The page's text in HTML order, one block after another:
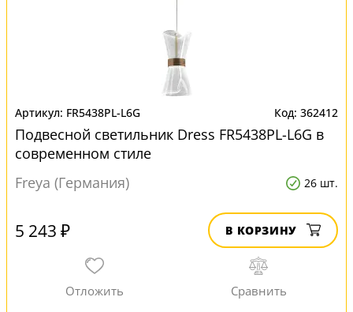
FR5438PL-L6G 362412
Подвесной светильник Dress FR5438PL-L6G в
современном стиле
Freya (Германия)
26 шт.
5 243 ₽ В КОРЗИНУ